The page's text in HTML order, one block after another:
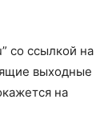
со ссылкой на
выходные
на